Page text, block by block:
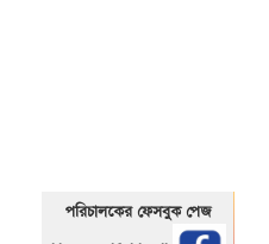
পরিচালকের ফেসবুক পেজ